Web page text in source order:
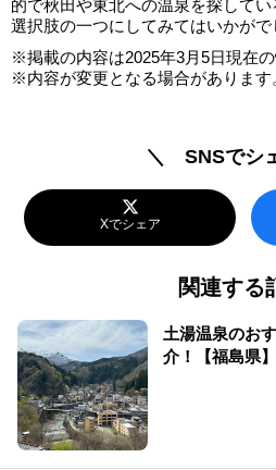
的で秋田や東北への温泉を探して
選択肢の一つにしてみてはいかがで
※掲載の内容は2025年3月5日現在の
※内容が変更となる場合があります
＼ SNSでシ
Xでシェア
関連する
土湯温泉のお
介！【福島県】